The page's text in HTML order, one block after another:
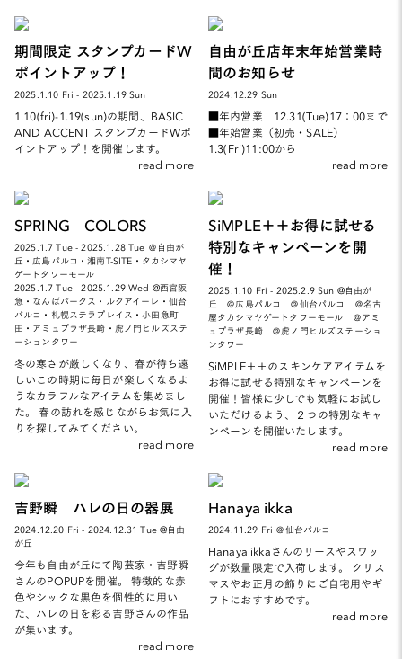
期間限定 スタンプカードW
ポイントアップ！
2025.1.10 Fri - 2025.1.19 Sun
1.10(fri)-1.19(sun)の期間、BASIC
AND ACCENT スタンプカードWポ
イントアップ！を開催します。
read more
自由が丘店年末年始営業時
間のお知らせ
2024.12.29 Sun
■年内営業 12.31(Tue)17：00まで
■年始営業（初売・SALE）
1.3(Fri)11:00から
read more
SPRING COLORS
2025.1.7 Tue - 2025.1.28 Tue ＠自由が
丘・広島パルコ・湘南T-SITE・タカシマヤ
ゲートタワーモール
2025.1.7 Tue - 2025.1.29 Wed @西宮阪
急・なんばパークス・ルクアイーレ・仙台
パルコ・札幌ステラプレイス・小田急町
田・アミュプラザ長崎・虎ノ門ヒルズステ
ーションタワー
冬の寒さが厳しくなり、春が待ち遠
しいこの時期に毎日が楽しくなるよ
うなカラフルなアイテムを集めまし
た。 春の訪れを感じながらお気に入
りを探してみてください。
read more
SiMPLE＋＋お得に試せる
特別なキャンペーンを開
催！
2025.1.10 Fri - 2025.2.9 Sun @自由が
丘 ＠広島パルコ ＠仙台パルコ ＠名古
屋タカシマヤゲートタワーモール ＠アミ
ュプラザ長崎 ＠虎ノ門ヒルズステーショ
ンタワー
SiMPLE＋＋のスキンケアアイテムを
お得に試せる特別なキャンペーンを
開催！皆様に少しでも気軽にお試し
いただけるよう、２つの特別なキャ
ンペーンを開催いたします。
read more
吉野瞬 ハレの日の器展
2024.12.20 Fri - 2024.12.31 Tue @自由
が丘
今年も自由が丘にて陶芸家・吉野瞬
さんのPOPUPを開催。 特徴的な赤
色やシックな黒色を個性的に用い
た、ハレの日を彩る吉野さんの作品
が集います。
read more
Hanaya ikka
2024.11.29 Fri ＠仙台パルコ
Hanaya ikkaさんのリースやスワッ
グが数量限定で入荷します。 クリス
マスやお正月の飾りにご自宅用やギ
フトにおすすめです。
read more